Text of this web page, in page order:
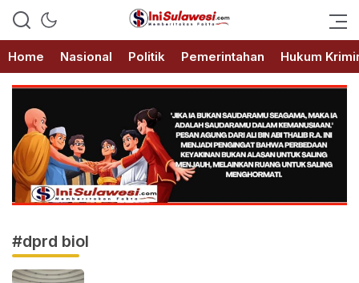
IniSulawesi.com
Memberitakan Fakta
Home
Nasional Politik Pemerintahan Hukum
#dprd biol